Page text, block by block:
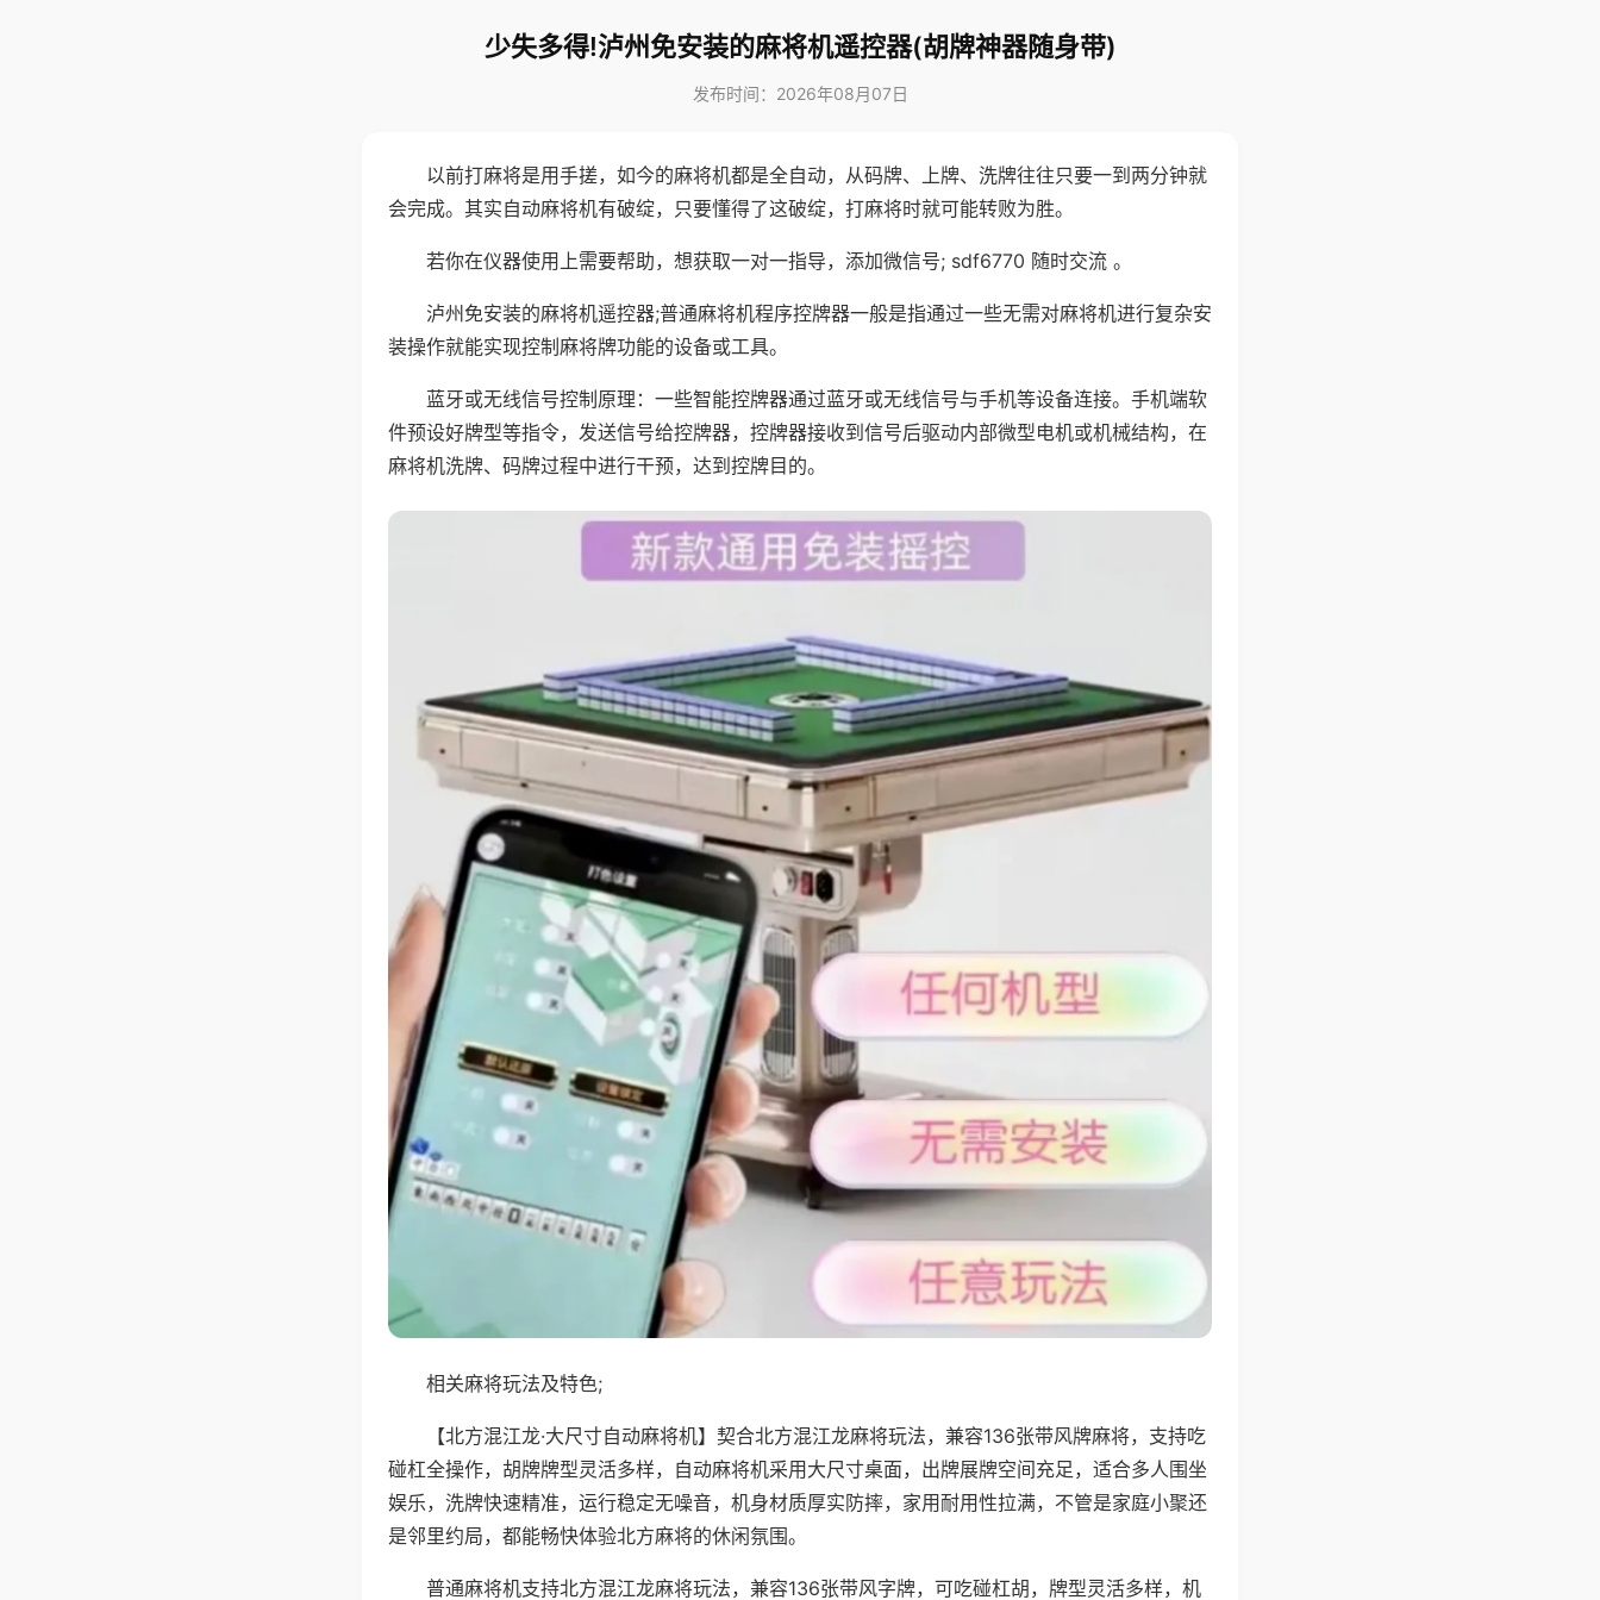
少失多得!泸州免安装的麻将机遥控器(胡牌神器随身带)
发布时间：2026年08月07日
以前打麻将是用手搓，如今的麻将机都是全自动，从码牌、上牌、洗牌往往只要一到两分钟就
会完成。其实自动麻将机有破绽，只要懂得了这破绽，打麻将时就可能转败为胜。
若你在仪器使用上需要帮助，想获取一对一指导，添加微信号; sdf6770 随时交流 。
泸州免安装的麻将机遥控器;普通麻将机程序控牌器一般是指通过一些无需对麻将机进行复杂安
装操作就能实现控制麻将牌功能的设备或工具。
蓝牙或无线信号控制原理：一些智能控牌器通过蓝牙或无线信号与手机等设备连接。手机端软
件预设好牌型等指令，发送信号给控牌器，控牌器接收到信号后驱动内部微型电机或机械结构，在
麻将机洗牌、码牌过程中进行干预，达到控牌目的。
相关麻将玩法及特色;
【北方混江龙·大尺寸自动麻将机】契合北方混江龙麻将玩法，兼容136张带风牌麻将，支持吃
碰杠全操作，胡牌牌型灵活多样，自动麻将机采用大尺寸桌面，出牌展牌空间充足，适合多人围坐
娱乐，洗牌快速精准，运行稳定无噪音，机身材质厚实防摔，家用耐用性拉满，不管是家庭小聚还
是邻里约局，都能畅快体验北方麻将的休闲氛围。
普通麻将机支持北方混江龙麻将玩法，兼容136张带风字牌，可吃碰杠胡，牌型灵活多样，机